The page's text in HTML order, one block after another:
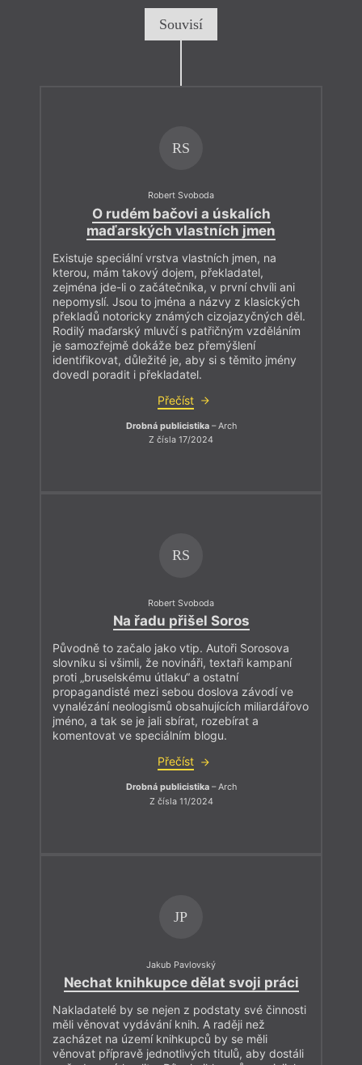
Souvisí
RS
Robert Svoboda
O rudém bačovi a úskalích
maďarských vlastních jmen
Existuje speciální vrstva vlastních jmen, na
kterou, mám takový dojem, překladatel,
zejména jde-li o začátečníka, v první chvíli ani
nepomyslí. Jsou to jména a názvy z klasických
překladů notoricky známých cizojazyčných děl.
Rodilý maďarský mluvčí s patřičným vzděláním
je samozřejmě dokáže bez přemýšlení
identifikovat, důležité je, aby si s těmito jmény
dovedl poradit i překladatel.
Přečíst
Drobná publicistika– Arch
Z čísla 17/2024
RS
Robert Svoboda
Na řadu přišel Soros
Původně to začalo jako vtip. Autoři Sorosova
slovníku si všimli, že novináři, textaři kampaní
proti „bruselskému útlaku“ a ostatní
propagandisté mezi sebou doslova závodí ve
vynalézání neologismů obsahujících miliardářovo
jméno, a tak se je jali sbírat, rozebírat a
komentovat ve speciálním blogu.
Přečíst
Drobná publicistika– Arch
Z čísla 11/2024
JP
Jakub Pavlovský
Nechat knihkupce dělat svoji práci
Nakladatelé by se nejen z podstaty své činnosti
měli věnovat vydávání knih. A raději než
zacházet na území knihkupců by se měli
věnovat přípravě jednotlivých titulů, aby dostáli